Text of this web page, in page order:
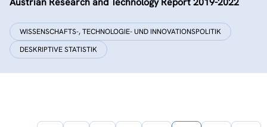
WISSENSCHAFTS-, TECHNOLOGIE- UND INNOVATIONSPOLITIK
DESKRIPTIVE STATISTIK